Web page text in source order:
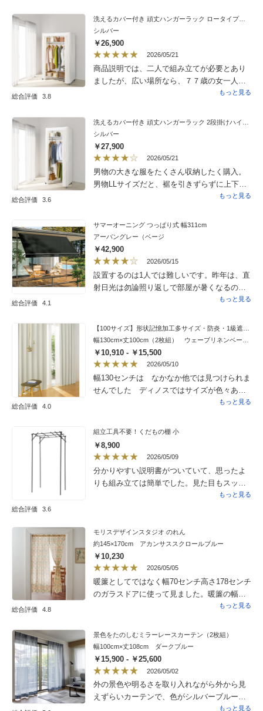
だけでも良し、朝日を通しても良し。国道沿
のマンションの６階ですが木漏れ日を感じら
れるような気分で居心地がよいお部屋になり
ました。
総合評価 3.8
洗えるカバー付き 頑丈ハンガーラック ロータイプ・幅121cm
シルバー
￥26,900
2026/05/21
商品説明では、二人で組み立てが必要とあり
ましたが、広い場所なら、７７歳の女一人で
も組み立てられました。素材は、通常のパイ
ンガー用パイプが２本ついていましたが、今
は１本を使用しています。次は、１本のパイ
プを少し後方に。手前の少し低い位置にもう
一本をセットすれば、収容量が倍増するな、
と考えております。下の棚部分のスペースが
広く、奥行きがありすぎて、なにを仕舞おう
もっと見る
総合評価 3.6
シルバー
￥27,900
2026/05/21
男物の大きな服をたくさん収納したく購入。
男物LLサイズだと、裾を引きずらずに上下に
収納すると、サイズ的に1番上の収納がなくな
たので問題なしです。（一応設置してます）
長ーいコートも引きずらずに収納でき良かっ
たです。しかしみなさんがおっしゃるように
問題はカバー。開口部の取ってつけたような
変なマジックテープは、洋服の出し入れで
引っかけるので切りました。そしてそのせい
じゃないと思うんですが、前面のカーテンが
不便だし、この開いた5センチがいつも気にな
ります。防虫剤の効果もなくなるような気が
してます。
もっと見る
総合評価 4.1
サマーオーニング つっぱり式 幅311cm
アーバングレー（ベージ
￥42,900
2026/05/15
設置するのは1人では難しいです。昨年は、直
射日光は勿論照り返しで部屋が暑くなるので
酷暑日は窓のシャッターを降ろしていました
今は風も強く吹くことがあるので、それにも
耐えられることを期待して星４つです。
もっと見る
総合評価 4.0
￥10,910 - ￥15,500
2026/05/10
幅130センチは なかなか他では見つけられま
せんでした ディノスではサイズが色々あり
ましたので もしかしたらあるかもと思い
ました 良かったです
もっと見る
総合評価 3.6
組立工具不要！くだもの棚 小
￥8,900
2026/05/09
分かりやすい説明書がついていて、思ったよ
りも組み立ては簡単でした。見た目もスッキ
もっと見る
総合評価 4.8
モリスデザインスタジオ のれん
約145×170cm アカンサススクロールブルー
￥10,230
2026/05/05
暖簾としてではなく幅70センチ高さ178センチ
のガラスドアに使って見ました。暖簾の幅が2
倍くらいになるのでヒダが綺麗に寄って素敵
に日が当たった時も、モリスデザインの青い
色が壁紙の青と相まってとても素敵です。今
まではブラインドにしていたのですがカーテ
ン代わりの暖簾もお洒落と思いました。
もっと見る
景色をたのしむミラーレースカーテン（2枚組）
幅100cm×丈108cm ダークブルー
￥15,900 - ￥25,600
2026/05/02
外の景色や明るさを取り入れながら外から見
えずらいカーテンで、色がシルバーブルー系
で珍しくて購入しました。オシャレな色と機
もっと見る